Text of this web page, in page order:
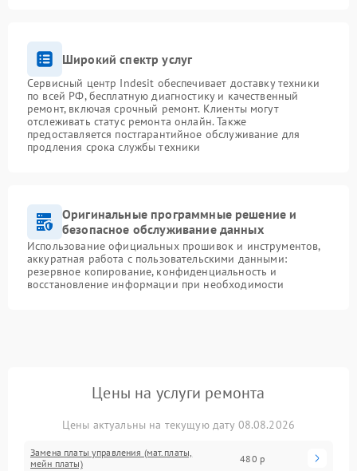
Широкий спектр услуг
Сервисный центр Indesit обеспечивает доставку техники
по всей РФ, бесплатную диагностику и качественный
ремонт, включая срочный ремонт. Клиенты могут
отслеживать статус ремонта онлайн. Также
предоставляется постгарантийное обслуживание для
продления срока службы техники
Оригинальные программные решение и
безопасное обслуживание данных
Использование официальных прошивок и инструментов,
аккуратная работа с пользовательскими данными:
резервное копирование, конфиденциальность и
восстановление информации при необходимости
Цены на услуги ремонта
Цены актуальны на текущую дату 08.08.2026
Замена платы управления (мат.платы,
мейн платы)
480 р